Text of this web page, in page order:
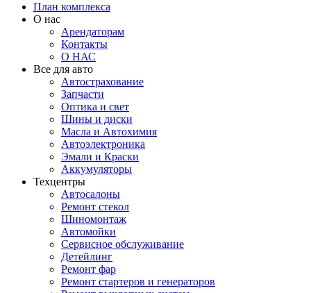
План комплекса
О нас
Арендаторам
Контакты
О НАС
Все для авто
Автострахование
Запчасти
Оптика и свет
Шины и диски
Масла и Автохимия
Автоэлектроника
Эмали и Краски
Аккумуляторы
Техцентры
Автосалоны
Ремонт стекол
Шиномонтаж
Автомойки
Сервисное обслуживание
Детейлинг
Ремонт фар
Ремонт стартеров и генераторов